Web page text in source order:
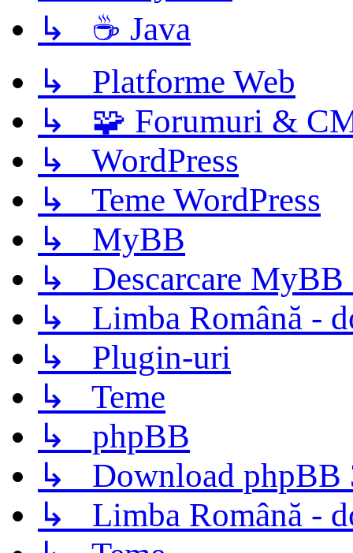
↳ ☕ Java
↳ Platforme Web
↳ 🧩 Forumuri &
↳ WordPress
↳ Teme WordPress
↳ MyBB
↳ Descarcare MyBB
↳ Limba Română -
↳ Plugin-uri
↳ Teme
↳ phpBB
↳ Download phpBB
↳ Limba Română -